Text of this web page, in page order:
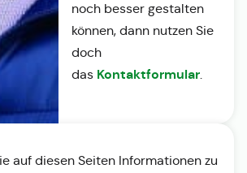
noch besser gestalten
können, dann nutzen Sie
doch
das Kontaktformular.
auf diesen Seiten Informationen zu